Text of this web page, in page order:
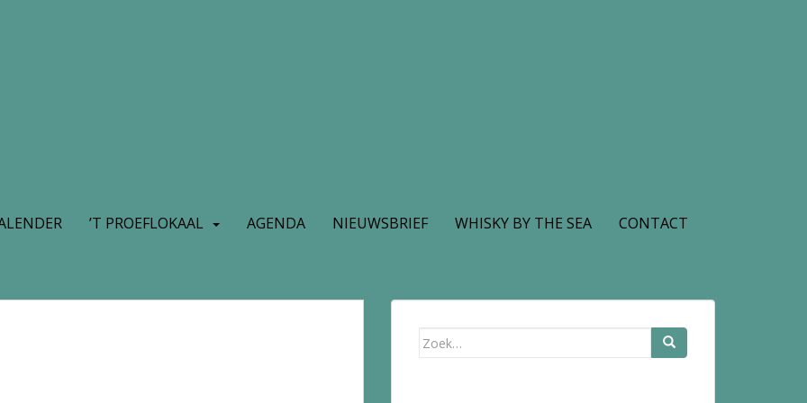
’T PROEFLOKAAL AGENDA NIEUWSBRIEF WHISKY BY THE SEA CONTACT
Zoek